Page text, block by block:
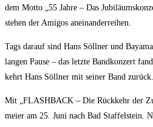
dem Mot­to „55 Jah­re – Das
stehen der Ami­gos aneinanderreihen.
Tags dar­auf sind Hans Söll­ner und
lan­gen Pau­se – das letz­te Band­kon­zert
kehrt Hans Söll­ner mit sei­ner Band zurück.
Mit „FLASHBACK – Die Rück­kehr der
mei­er am 25. Juni nach Bad Staf­fel­stein.